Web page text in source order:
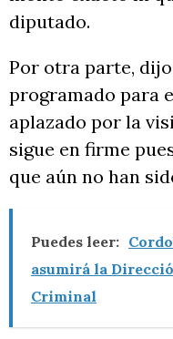
diputado.
Por otra parte,
programado para
aplazado por la
sigue en firme
que aún no han
Puedes leer:
asumirá la
Criminal